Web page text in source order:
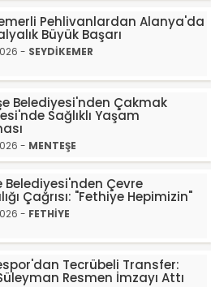
Pehlivanlardan Alanya'da
Büyük Başarı
- SEYDİKEMER
Belediyesi'nden Çakmak
Sağlıklı Yaşam
- MENTEŞE
Belediyesi'nden Çevre
Çağrısı: "Fethiye Hepimizin"
- FETHİYE
Tecrübeli Transfer:
Resmen İmzayı Attı